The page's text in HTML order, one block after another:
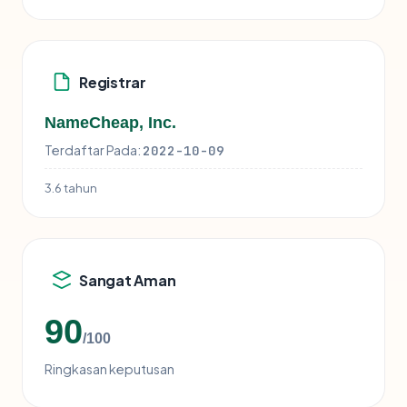
Registrar
NameCheap, Inc.
Terdaftar Pada: 2022-10-09
3.6 tahun
Sangat Aman
90/100
Ringkasan keputusan